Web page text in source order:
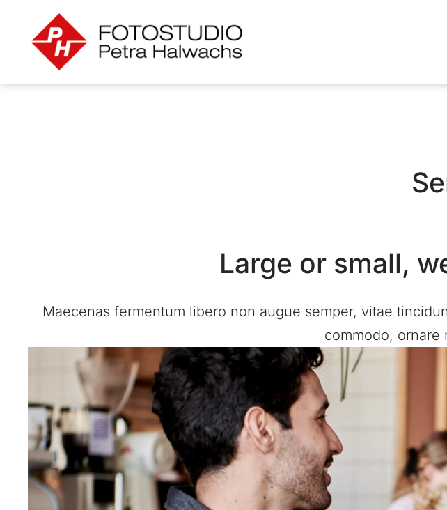
Large or small,
Maecenas fermentum libero non augue semper, vitae
commodo, ornare